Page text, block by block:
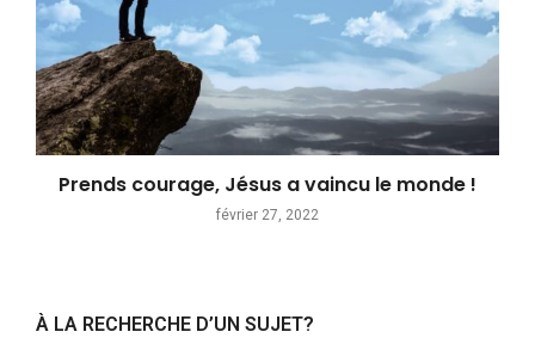
Prends courage, Jésus a vaincu le monde !
février 27, 2022
À LA RECHERCHE D’UN SUJET?